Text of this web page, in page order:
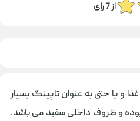
از7رای
و یا حتی به عنوان تاپینگ بسیار
و ظروف داخلی سفید می باشد.